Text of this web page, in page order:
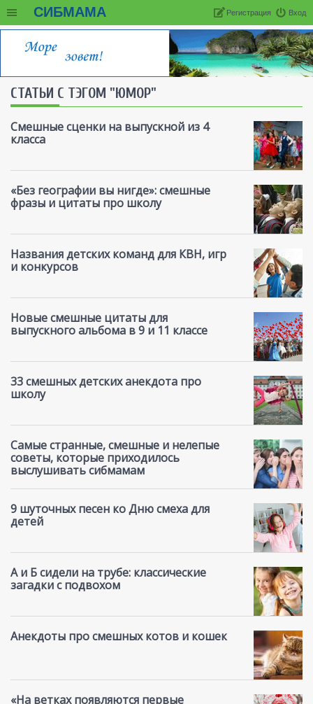
СИБМАМА Вход
Регистрация
СТАТЬИ С ТЭГОМ "ЮМОР"
Смешные сценки на выпускной из 4
класса
«Без географии вы нигде»: смешные
фразы и цитаты про школу
Названия детских команд для КВН, игр
и конкурсов
Новые смешные цитаты для
выпускного альбома в 9 и 11 классе
33 смешных детских анекдота про
школу
Самые странные, смешные и нелепые
советы, которые приходилось
выслушивать сибмамам
9 шуточных песен ко Дню смеха для
детей
А и Б сидели на трубе: классические
загадки с подвохом
Анекдоты про смешных котов и кошек
«На ветках появляются первые